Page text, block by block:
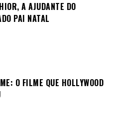
A AJUDANTE DO
PAI NATAL
O FILME QUE HOLLYWOOD